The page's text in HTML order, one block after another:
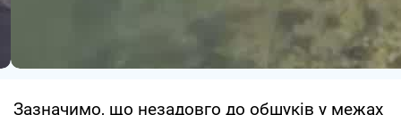
Зазначимо, що незадовго до обшуків у межах